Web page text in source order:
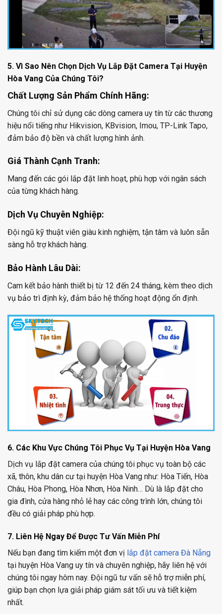
5. Vì Sao Nên Chọn Dịch Vụ Lắp Đặt Camera Tại Huyện
Hòa Vang Của Chúng Tôi?
Chất Lượng Sản Phẩm Chính Hãng:
Chúng tôi chỉ sử dụng các dòng camera uy tín từ các thương
hiệu nổi tiếng như Hikvision, KBvision, Imou, TP-Link Tapo,
đảm bảo độ bền và chất lượng hình ảnh.
Giá Thành Cạnh Tranh:
Mang đến các gói lắp đặt linh hoạt, phù hợp với ngân sách
của từng khách hàng.
Dịch Vụ Chuyên Nghiệp:
Đội ngũ kỹ thuật viên giàu kinh nghiệm, tận tâm và luôn sẵn
sàng hỗ trợ khách hàng.
Bảo Hành Lâu Dài:
Cam kết bảo hành thiết bị từ 12 đến 24 tháng, kèm theo dịch
vụ bảo trì định kỳ, đảm bảo hệ thống hoạt động ổn định.
6. Các Khu Vực Chúng Tôi Phục Vụ Tại Huyện Hòa Vang
Dịch vụ lắp đặt camera của chúng tôi phục vụ toàn bộ các
xã, thôn, khu dân cư tại huyện Hòa Vang như: Hòa Tiến, Hòa
Châu, Hòa Phong, Hòa Nhơn, Hòa Ninh… Dù là lắp đặt cho
gia đình, cửa hàng nhỏ lẻ hay các công trình lớn, chúng tôi
đều có giải pháp phù hợp.
7. Liên Hệ Ngay Để Được Tư Vấn Miễn Phí
Nếu bạn đang tìm kiếm một đơn vị lắp đặt camera Đà Nẵng
tại huyện Hòa Vang uy tín và chuyên nghiệp, hãy liên hệ với
chúng tôi ngay hôm nay. Đội ngũ tư vấn sẽ hỗ trợ miễn phí,
giúp bạn chọn lựa giải pháp giám sát tối ưu và tiết kiệm
nhất.